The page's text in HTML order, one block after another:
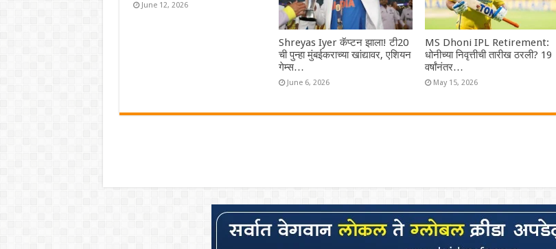
June 12, 2026
Shreyas Iyer कॅप्टन झाला! टी20
ची पुन्हा मुंबईकराच्या खांद्यावर, एशियन
गेम्स…
June 6, 2026
MS Dhoni IPL Retirement:
धोनीच्या निवृत्तीची तारीख ठरली? 19
वर्षांनंतर…
May 15, 2026